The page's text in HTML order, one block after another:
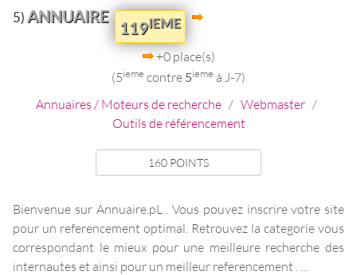
5)ANNUAIRE
119IEME
+0 place(s)
(5ieme contre 5ieme à J-7)
Annuaires / Moteurs de recherche/ Webmaster/
Outils de référencement
160 POINTS
Bienvenue sur Annuaire.pL . Vous pouvez inscrire votre site
pour un referencement optimal. Retrouvez la categorie vous
correspondant le mieux pour une meilleure recherche des
internautes et ainsi pour un meilleur referencement . ...